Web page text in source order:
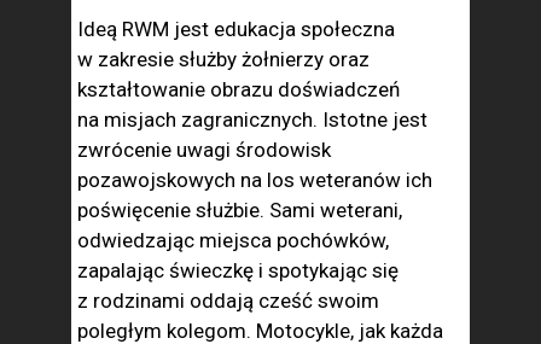
Ideą RWM jest edukacja społeczna
w zakresie służby żołnierzy oraz
kształtowanie obrazu doświadczeń
na misjach zagranicznych. Istotne jest
zwrócenie uwagi środowisk
pozawojskowych na los weteranów ich
poświęcenie służbie. Sami weterani,
odwiedzając miejsca pochówków,
zapalając świeczkę i spotykając się
z rodzinami oddają cześć swoim
poległym kolegom. Motocykle, jak każda